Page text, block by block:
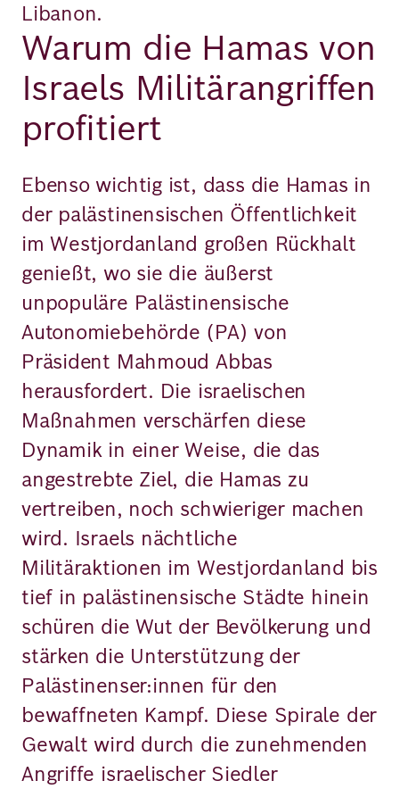
Libanon.
Warum die Hamas von
Israels Militärangriffen
profitiert
Ebenso wichtig ist, dass die Hamas in
der palästinensischen Öffentlichkeit
im Westjordanland großen Rückhalt
genießt, wo sie die äußerst
unpopuläre Palästinensische
Autonomiebehörde (PA) von
Präsident Mahmoud Abbas
herausfordert. Die israelischen
Maßnahmen verschärfen diese
Dynamik in einer Weise, die das
angestrebte Ziel, die Hamas zu
vertreiben, noch schwieriger machen
wird. Israels nächtliche
Militäraktionen im Westjordanland bis
tief in palästinensische Städte hinein
schüren die Wut der Bevölkerung und
stärken die Unterstützung der
Palästinenser:innen für den
bewaffneten Kampf. Diese Spirale der
Gewalt wird durch die zunehmenden
Angriffe israelischer Siedler